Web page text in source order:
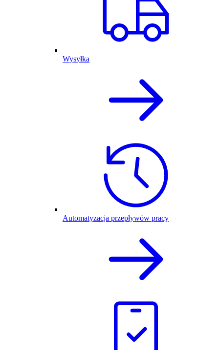
Wysyłka
Automatyzacja przepływów pracy